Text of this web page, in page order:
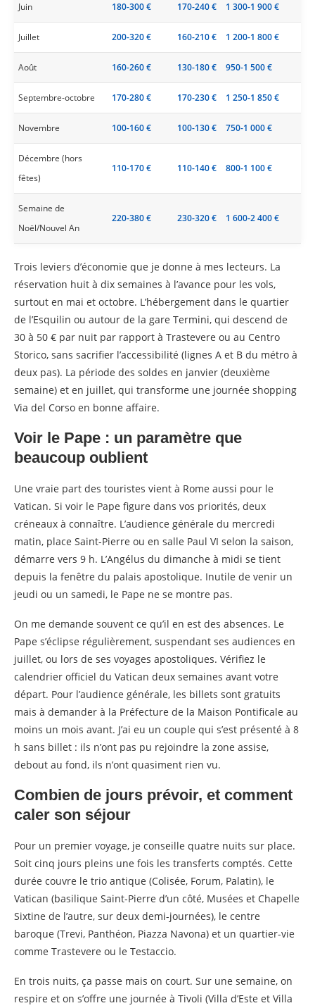
Juin 180-300 € 170-240 € 1 300-1 900 €
Juillet 200-320 € 160-210 € 1 200-1 800 €
Août 160-260 € 130-180 € 950-1 500 €
Septembre-octobre 170-280 € 170-230 € 1 250-1 850 €
Novembre 100-160 € 100-130 € 750-1 000 €
Décembre (hors
fêtes)
110-170 € 110-140 € 800-1 100 €
Semaine de
Noël/Nouvel An
220-380 € 230-320 € 1 600-2 400 €
Trois leviers d’économie que je donne à mes lecteurs. La
réservation huit à dix semaines à l’avance pour les vols,
surtout en mai et octobre. L’hébergement dans le quartier
de l’Esquilin ou autour de la gare Termini, qui descend de
30 à 50 € par nuit par rapport à Trastevere ou au Centro
Storico, sans sacrifier l’accessibilité (lignes A et B du métro à
deux pas). La période des soldes en janvier (deuxième
semaine) et en juillet, qui transforme une journée shopping
Via del Corso en bonne affaire.
Voir le Pape : un paramètre que
beaucoup oublient
Une vraie part des touristes vient à Rome aussi pour le
Vatican. Si voir le Pape figure dans vos priorités, deux
créneaux à connaître. L’audience générale du mercredi
matin, place Saint-Pierre ou en salle Paul VI selon la saison,
démarre vers 9 h. L’Angélus du dimanche à midi se tient
depuis la fenêtre du palais apostolique. Inutile de venir un
jeudi ou un samedi, le Pape ne se montre pas.
On me demande souvent ce qu’il en est des absences. Le
Pape s’éclipse régulièrement, suspendant ses audiences en
juillet, ou lors de ses voyages apostoliques. Vérifiez le
calendrier officiel du Vatican deux semaines avant votre
départ. Pour l’audience générale, les billets sont gratuits
mais à demander à la Préfecture de la Maison Pontificale au
moins un mois avant. J’ai eu un couple qui s’est présenté à 8
h sans billet : ils n’ont pas pu rejoindre la zone assise,
debout au fond, ils n’ont quasiment rien vu.
Combien de jours prévoir, et comment
caler son séjour
Pour un premier voyage, je conseille quatre nuits sur place.
Soit cinq jours pleins une fois les transferts comptés. Cette
durée couvre le trio antique (Colisée, Forum, Palatin), le
Vatican (basilique Saint-Pierre d’un côté, Musées et Chapelle
Sixtine de l’autre, sur deux demi-journées), le centre
baroque (Trevi, Panthéon, Piazza Navona) et un quartier-vie
comme Trastevere ou le Testaccio.
En trois nuits, ça passe mais on court. Sur une semaine, on
respire et on s’offre une journée à Tivoli (Villa d’Este et Villa